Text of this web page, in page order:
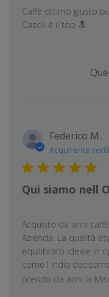
Caffè ottimo giusto
Casoli è il top 🔝
Federico M.
Acquirente
Qui siamo nell
Acquisto da anni
Azienda. La qualità
equilibrato ideale in
come l India
prendo da anni la